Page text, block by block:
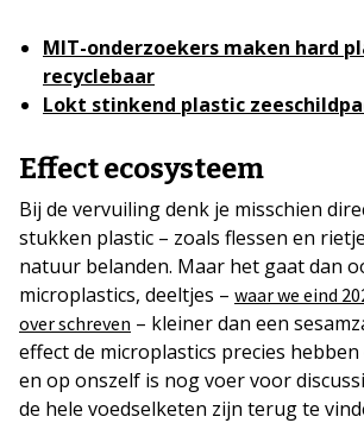
MIT-onderzoekers maken hard
recyclebaar
Lokt stinkend plastic
Effect ecosysteem
Bij de vervuiling denk je misschien
stukken plastic – zoals flessen en
natuur belanden. Maar het gaat dan
microplastics, deeltjes – waar we eind
over schreven – kleiner dan een
effect de microplastics precies
en op onszelf is nog voer voor
de hele voedselketen zijn terug te